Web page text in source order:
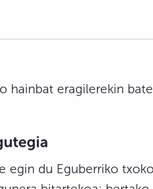
hainbat eragilerekin
egin du Eguberriko